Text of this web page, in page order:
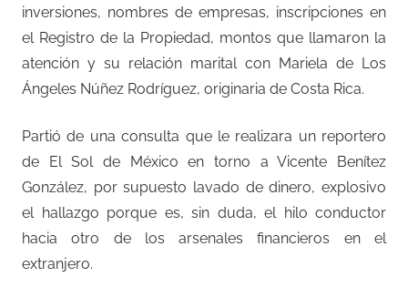
inversiones, nombres de empresas, inscripciones en
el Registro de la Propiedad, montos que llamaron la
atención y su relación marital con Mariela de Los
Ángeles Núñez Rodríguez, originaria de Costa Rica.
Partió de una consulta que le realizara un reportero
de El Sol de México en torno a Vicente Benítez
González, por supuesto lavado de dinero, explosivo
el hallazgo porque es, sin duda, el hilo conductor
hacia otro de los arsenales financieros en el
extranjero.